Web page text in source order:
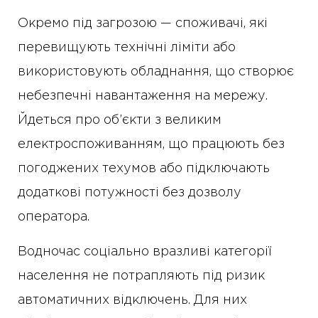
Окремо під загрозою — споживачі, які
перевищують технічні ліміти або
використовують обладнання, що створює
небезпечні навантаження на мережу.
Йдеться про об’єкти з великим
електроспоживанням, що працюють без
погоджених техумов або підключають
додаткові потужності без дозволу
оператора.
Водночас соціально вразливі категорії
населення не потрапляють під ризик
автоматичних відключень. Для них